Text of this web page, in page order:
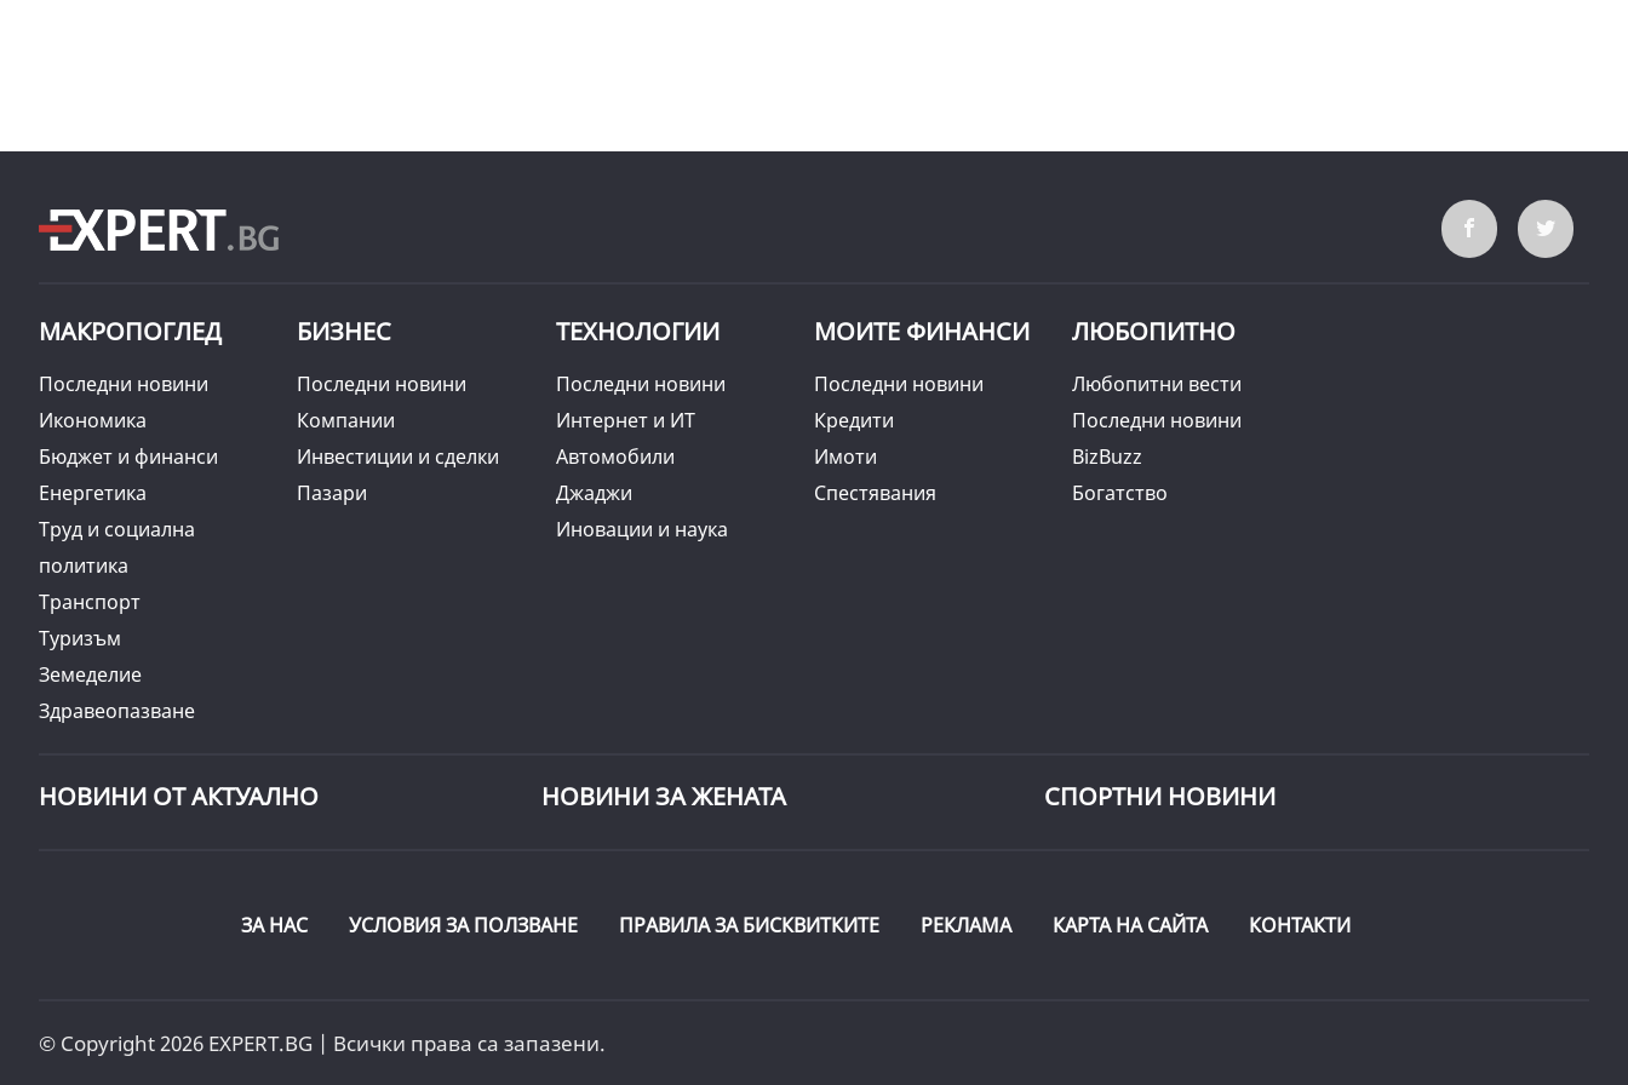
МАКРОПОГЛЕД
Последни новини
Икономика
Бюджет и финанси
Енергетика
Труд и социална
политика
Транспорт
Туризъм
Земеделие
Здравеопазване
БИЗНЕС
Последни новини
Компании
Инвестиции и сделки
Пазари
ТЕХНОЛОГИИ
Последни новини
Интернет и ИТ
Автомобили
Джаджи
Иновации и наука
МОИТЕ ФИНАНСИ
Последни новини
Кредити
Имоти
Спестявания
ЛЮБОПИТНО
Любопитни вести
Последни новини
BizBuzz
Богатство
НОВИНИ ОТ АКТУАЛНО НОВИНИ ЗА ЖЕНАТА СПОРТНИ НОВИНИ
ЗА НАС УСЛОВИЯ ЗА ПОЛЗВАНЕ ПРАВИЛА ЗА БИСКВИТКИТЕ РЕКЛАМА КАРТА НА САЙТА КОНТАКТИ
© Copyright 2026 EXPERT.BG | Всички права са запазени.